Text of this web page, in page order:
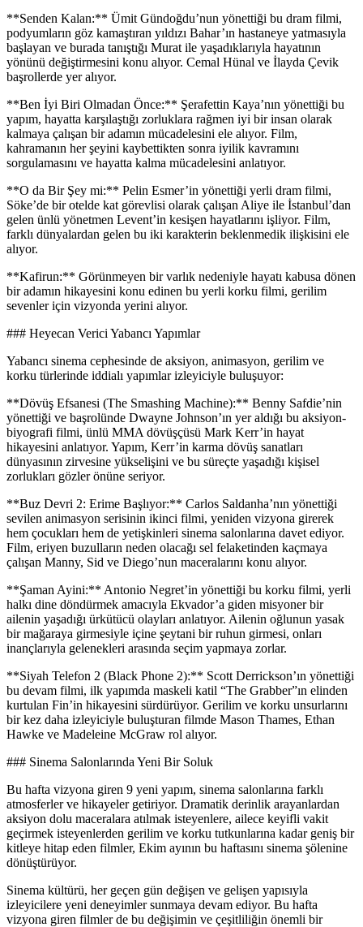
**Senden Kalan:** Ümit Gündoğdu’nun yönettiği bu dram filmi,
podyumların göz kamaştıran yıldızı Bahar’ın hastaneye yatmasıyla
başlayan ve burada tanıştığı Murat ile yaşadıklarıyla hayatının
yönünü değiştirmesini konu alıyor. Cemal Hünal ve İlayda Çevik
başrollerde yer alıyor.
**Ben İyi Biri Olmadan Önce:** Şerafettin Kaya’nın yönettiği bu
yapım, hayatta karşılaştığı zorluklara rağmen iyi bir insan olarak
kalmaya çalışan bir adamın mücadelesini ele alıyor. Film,
kahramanın her şeyini kaybettikten sonra iyilik kavramını
sorgulamasını ve hayatta kalma mücadelesini anlatıyor.
**O da Bir Şey mi:** Pelin Esmer’in yönettiği yerli dram filmi,
Söke’de bir otelde kat görevlisi olarak çalışan Aliye ile İstanbul’dan
gelen ünlü yönetmen Levent’in kesişen hayatlarını işliyor. Film,
farklı dünyalardan gelen bu iki karakterin beklenmedik ilişkisini ele
alıyor.
**Kafirun:** Görünmeyen bir varlık nedeniyle hayatı kabusa dönen
bir adamın hikayesini konu edinen bu yerli korku filmi, gerilim
sevenler için vizyonda yerini alıyor.
### Heyecan Verici Yabancı Yapımlar
Yabancı sinema cephesinde de aksiyon, animasyon, gerilim ve
korku türlerinde iddialı yapımlar izleyiciyle buluşuyor:
**Dövüş Efsanesi (The Smashing Machine):** Benny Safdie’nin
yönettiği ve başrolünde Dwayne Johnson’ın yer aldığı bu aksiyon-
biyografi filmi, ünlü MMA dövüşçüsü Mark Kerr’in hayat
hikayesini anlatıyor. Yapım, Kerr’in karma dövüş sanatları
dünyasının zirvesine yükselişini ve bu süreçte yaşadığı kişisel
zorlukları gözler önüne seriyor.
**Buz Devri 2: Erime Başlıyor:** Carlos Saldanha’nın yönettiği
sevilen animasyon serisinin ikinci filmi, yeniden vizyona girerek
hem çocukları hem de yetişkinleri sinema salonlarına davet ediyor.
Film, eriyen buzulların neden olacağı sel felaketinden kaçmaya
çalışan Manny, Sid ve Diego’nun maceralarını konu alıyor.
**Şaman Ayini:** Antonio Negret’in yönettiği bu korku filmi, yerli
halkı dine döndürmek amacıyla Ekvador’a giden misyoner bir
ailenin yaşadığı ürkütücü olayları anlatıyor. Ailenin oğlunun yasak
bir mağaraya girmesiyle içine şeytani bir ruhun girmesi, onları
inançlarıyla gelenekleri arasında seçim yapmaya zorlar.
**Siyah Telefon 2 (Black Phone 2):** Scott Derrickson’ın yönettiği
bu devam filmi, ilk yapımda maskeli katil “The Grabber”ın elinden
kurtulan Fin’in hikayesini sürdürüyor. Gerilim ve korku unsurlarını
bir kez daha izleyiciyle buluşturan filmde Mason Thames, Ethan
Hawke ve Madeleine McGraw rol alıyor.
### Sinema Salonlarında Yeni Bir Soluk
Bu hafta vizyona giren 9 yeni yapım, sinema salonlarına farklı
atmosferler ve hikayeler getiriyor. Dramatik derinlik arayanlardan
aksiyon dolu maceralara atılmak isteyenlere, ailece keyifli vakit
geçirmek isteyenlerden gerilim ve korku tutkunlarına kadar geniş bir
kitleye hitap eden filmler, Ekim ayının bu haftasını sinema şölenine
dönüştürüyor.
Sinema kültürü, her geçen gün değişen ve gelişen yapısıyla
izleyicilere yeni deneyimler sunmaya devam ediyor. Bu hafta
vizyona giren filmler de bu değişimin ve çeşitliliğin önemli bir